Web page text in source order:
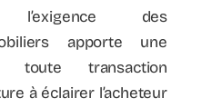
l’exigence des
apporte une
toute transaction
à éclairer l’acheteur